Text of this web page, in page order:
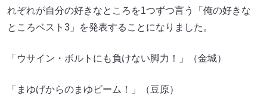
れぞれが自分の好きなところを1つずつ言う「俺の好きな
ところベスト3」を発表することになりました。
「ウサイン・ボルトにも負けない脚力！」（金城）
「まゆげからのまゆビーム！」（豆原）